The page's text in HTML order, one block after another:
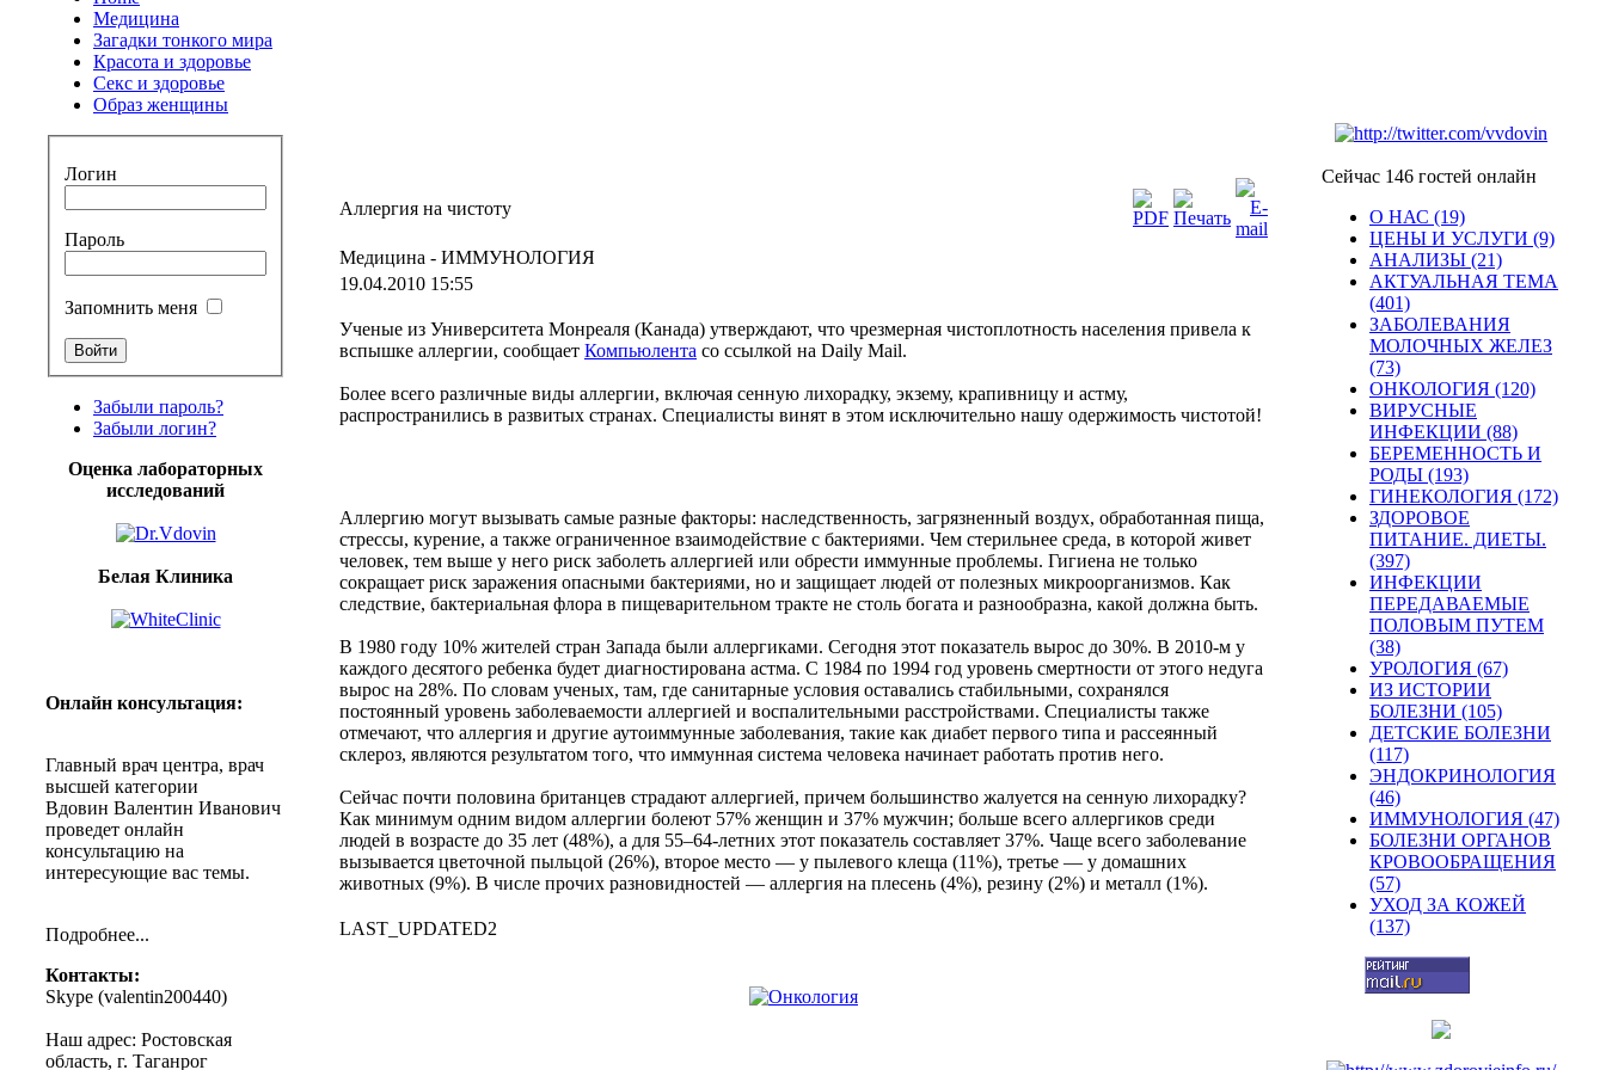
Медицина
Загадки тонкого мира
Красота и здоровье
Секс и здоровье
Образ женщины
Логин
Пароль
Запомнить меня
Забыли пароль?
Забыли логин?
Оценка лабораторных
исследований
Белая Клиника
Онлайн консультация:
Главный врач центра, врач
высшей категории
Вдовин Валентин Иванович
проведет онлайн
консультацию на
интересующие вас темы.
Подробнее...
Контакты:
Skype (valentin200440)
Наш адрес: Ростовская
область, г. Таганрог
Аллергия на чистоту
Медицина - ИММУНОЛОГИЯ
19.04.2010 15:55
Ученые из Университета Монреаля (Канада) утверждают, что чрезмерная чистоплотность населения привела к
вспышке аллергии, сообщает Компьюлента со ссылкой на Daily Mail.
Более всего различные виды аллергии, включая сенную лихорадку, экзему, крапивницу и астму,
распространились в развитых странах. Специалисты винят в этом исключительно нашу одержимость чистотой!
Аллергию могут вызывать самые разные факторы: наследственность, загрязненный воздух, обработанная пища,
стрессы, курение, а также ограниченное взаимодействие с бактериями. Чем стерильнее среда, в которой живет
человек, тем выше у него риск заболеть аллергией или обрести иммунные проблемы. Гигиена не только
сокращает риск заражения опасными бактериями, но и защищает людей от полезных микроорганизмов. Как
следствие, бактериальная флора в пищеварительном тракте не столь богата и разнообразна, какой должна быть.
В 1980 году 10% жителей стран Запада были аллергиками. Сегодня этот показатель вырос до 30%. В 2010-м у
каждого десятого ребенка будет диагностирована астма. С 1984 по 1994 год уровень смертности от этого недуга
вырос на 28%. По словам ученых, там, где санитарные условия оставались стабильными, сохранялся
постоянный уровень заболеваемости аллергией и воспалительными расстройствами. Специалисты также
отмечают, что аллергия и другие аутоиммунные заболевания, такие как диабет первого типа и рассеянный
склероз, являются результатом того, что иммунная система человека начинает работать против него.
Cейчас почти половина британцев страдают аллергией, причем большинство жалуется на сенную лихорадку?
Как минимум одним видом аллергии болеют 57% женщин и 37% мужчин; больше всего аллергиков среди
людей в возрасте до 35 лет (48%), а для 55–64-летних этот показатель составляет 37%. Чаще всего заболевание
вызывается цветочной пыльцой (26%), второе место — у пылевого клеща (11%), третье — у домашних
животных (9%). В числе прочих разновидностей — аллергия на плесень (4%), резину (2%) и металл (1%).
LAST_UPDATED2
Сейчас 146 гостей онлайн
О НАС (19)
ЦЕНЫ И УСЛУГИ (9)
АНАЛИЗЫ (21)
АКТУАЛЬНАЯ ТЕМА
(401)
ЗАБОЛЕВАНИЯ
МОЛОЧНЫХ ЖЕЛЕЗ
(73)
ОНКОЛОГИЯ (120)
ВИРУСНЫЕ
ИНФЕКЦИИ (88)
БЕРЕМЕННОСТЬ И
РОДЫ (193)
ГИНЕКОЛОГИЯ (172)
ЗДОРОВОЕ
ПИТАНИЕ. ДИЕТЫ.
(397)
ИНФЕКЦИИ
ПЕРЕДАВАЕМЫЕ
ПОЛОВЫМ ПУТЕМ
(38)
УРОЛОГИЯ (67)
ИЗ ИСТОРИИ
БОЛЕЗНИ (105)
ДЕТСКИЕ БОЛЕЗНИ
(117)
ЭНДОКРИНОЛОГИЯ
(46)
ИММУНОЛОГИЯ (47)
БОЛЕЗНИ ОРГАНОВ
КРОВООБРАЩЕНИЯ
(57)
УХОД ЗА КОЖЕЙ
(137)